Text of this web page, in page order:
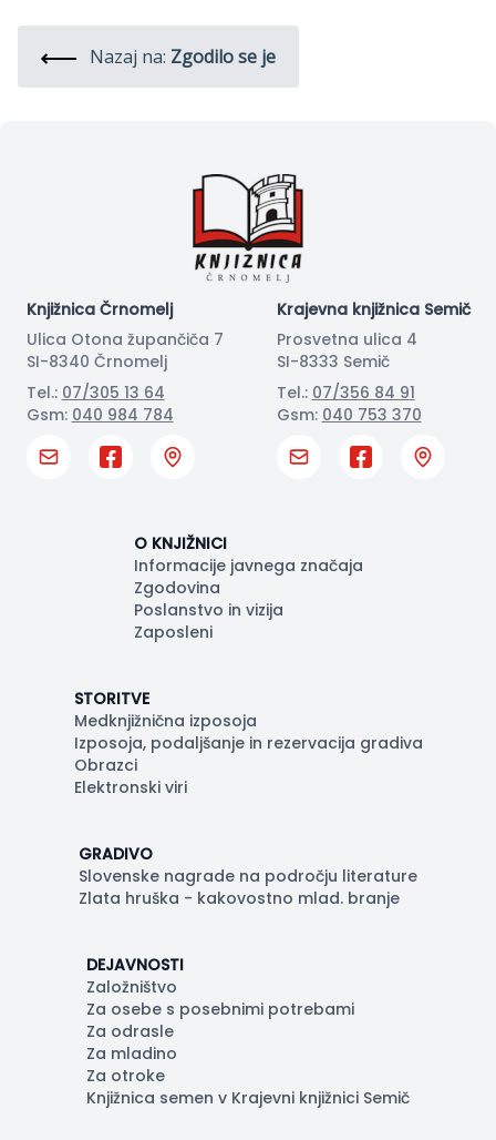
Nazaj na: Zgodilo se je
Knjižnica Črnomelj
Ulica Otona župančiča 7
SI-8340 Črnomelj
Tel.: 07/305 13 64
Gsm: 040 984 784
Krajevna knjižnica Semič
Prosvetna ulica 4
SI-8333 Semič
Tel.: 07/356 84 91
Gsm: 040 753 370
O KNJIŽNICI
Informacije javnega značaja
Zgodovina
Poslanstvo in vizija
Zaposleni
STORITVE
Medknjižnična izposoja
Izposoja, podaljšanje in rezervacija gradiva
Obrazci
Elektronski viri
GRADIVO
Slovenske nagrade na področju literature
Zlata hruška - kakovostno mlad. branje
DEJAVNOSTI
Založništvo
Za osebe s posebnimi potrebami
Za odrasle
Za mladino
Za otroke
Knjižnica semen v Krajevni knjižnici Semič